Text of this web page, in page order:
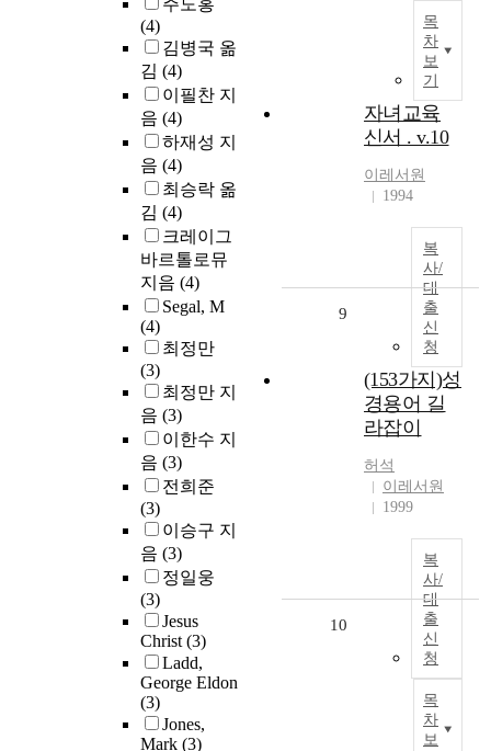
주도홍
(4)
김병국 옮
김 (4)
이필찬 지
음 (4)
하재성 지
음 (4)
최승락 옮
김 (4)
크레이그
바르톨로뮤
지음 (4)
Segal, M
(4)
최정만
(3)
최정만 지
음 (3)
이한수 지
음 (3)
전희준
(3)
이승구 지
음 (3)
정일웅
(3)
Jesus
Christ(3)
Ladd,
George Eldon
(3)
Jones,
Mark (3)
목
차
보
기
자녀교육
신서 . v.10
이레서원
1994
복
사/
대
출
신
청
9
(153가지)성
경용어 길
라잡이
허석
이레서원
1999
복
사/
대
출
신
청
목
차
보
10